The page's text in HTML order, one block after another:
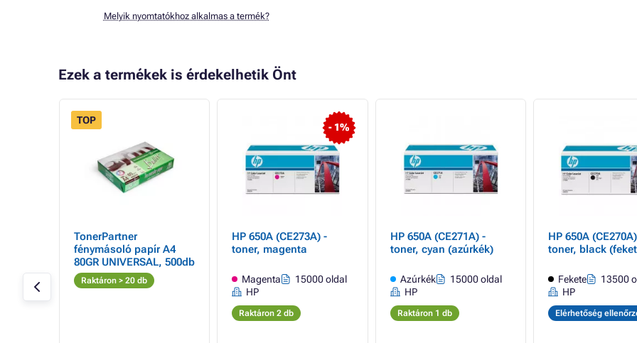
Melyik nyomtatókhoz alkalmas a termék?
Ezek a termékek is érdekelhetik Önt
TOP
TonerPartner
fénymásoló papír A4
80GR UNIVERSAL, 500db
Raktáron > 20 db
- 1%
HP 650A (CE273A) -
toner, magenta
Magenta
15000 oldal
HP
Raktáron 2 db
HP 650A (CE271A) -
toner, cyan (azúrkék)
Azúrkék
15000 oldal
HP
Raktáron 1 db
HP 650A
toner, black
Fekete
13500
HP
Elérhetőség